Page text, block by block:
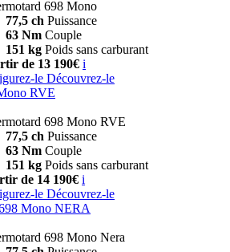
698 Mono
77,5 ch Puissance
63 Nm Couple
151 kg Poids sans carburant
de 13 190€ i
le Découvrez-le
RVE
698 Mono RVE
77,5 ch Puissance
63 Nm Couple
151 kg Poids sans carburant
de 14 190€ i
le Découvrez-le
Mono NERA
698 Mono Nera